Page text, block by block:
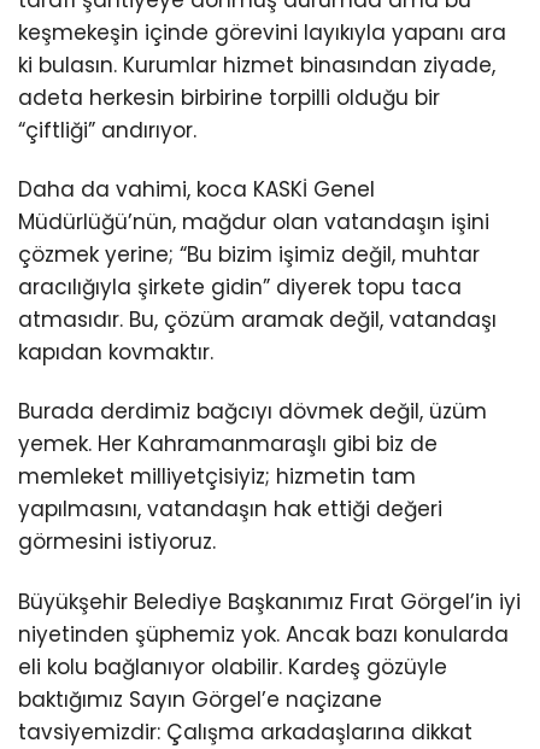
keşmekeşin içinde görevini layıkıyla yapanı ara
ki bulasın. Kurumlar hizmet binasından ziyade,
adeta herkesin birbirine torpilli olduğu bir
“çiftliği” andırıyor.
Daha da vahimi, koca KASKİ Genel
Müdürlüğü’nün, mağdur olan vatandaşın işini
çözmek yerine; “Bu bizim işimiz değil, muhtar
aracılığıyla şirkete gidin” diyerek topu taca
atmasıdır. Bu, çözüm aramak değil, vatandaşı
kapıdan kovmaktır.
Burada derdimiz bağcıyı dövmek değil, üzüm
yemek. Her Kahramanmaraşlı gibi biz de
memleket milliyetçisiyiz; hizmetin tam
yapılmasını, vatandaşın hak ettiği değeri
görmesini istiyoruz.
Büyükşehir Belediye Başkanımız Fırat Görgel’in iyi
niyetinden şüphemiz yok. Ancak bazı konularda
eli kolu bağlanıyor olabilir. Kardeş gözüyle
baktığımız Sayın Görgel’e naçizane
tavsiyemizdir: Çalışma arkadaşlarına dikkat